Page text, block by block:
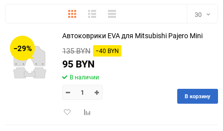
ПлиткаПодробноКомпактно 30
30
150
−29%
Автоковрики EVA для Mitsubishi Pajero Mini
135 BYN −40 BYN
95 BYN
В наличии
ДобавитьДобавить
В корзину